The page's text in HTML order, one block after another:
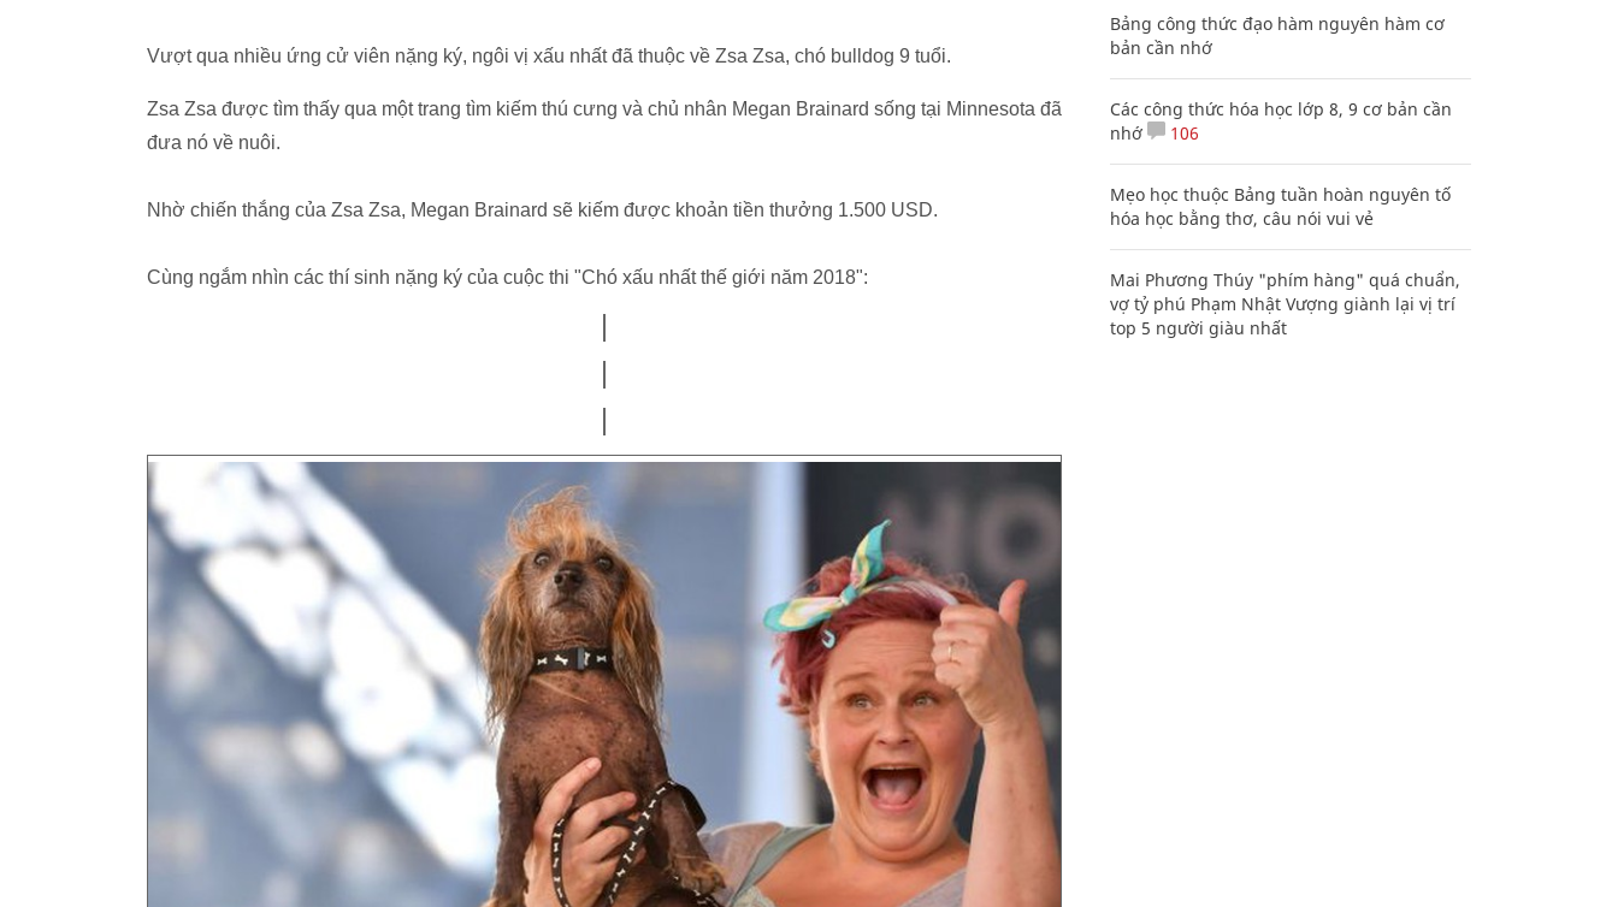
Vượt qua nhiều ứng cử viên nặng ký, ngôi vị xấu nhất đã thuộc về Zsa Zsa, chó bulldog 9 tuổi.
Zsa Zsa được tìm thấy qua một trang tìm kiếm thú cưng và chủ nhân Megan Brainard sống tại Minnesota đã
đưa nó về nuôi.
Nhờ chiến thắng của Zsa Zsa, Megan Brainard sẽ kiếm được khoản tiền thưởng 1.500 USD.
Cùng ngắm nhìn các thí sinh nặng ký của cuộc thi "Chó xấu nhất thế giới năm 2018":
Bảng công thức đạo hàm nguyên hàm cơ
bản cần nhớ
Các công thức hóa học lớp 8, 9 cơ bản cần
nhớ
106
Mẹo học thuộc Bảng tuần hoàn nguyên tố
hóa học bằng thơ, câu nói vui vẻ
Mai Phương Thúy "phím hàng" quá chuẩn,
vợ tỷ phú Phạm Nhật Vượng giành lại vị trí
top 5 người giàu nhất